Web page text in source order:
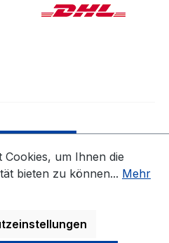
Mehrwertsteuer zzgl.
Cookies, um Ihnen die
bieten zu können... Mehr